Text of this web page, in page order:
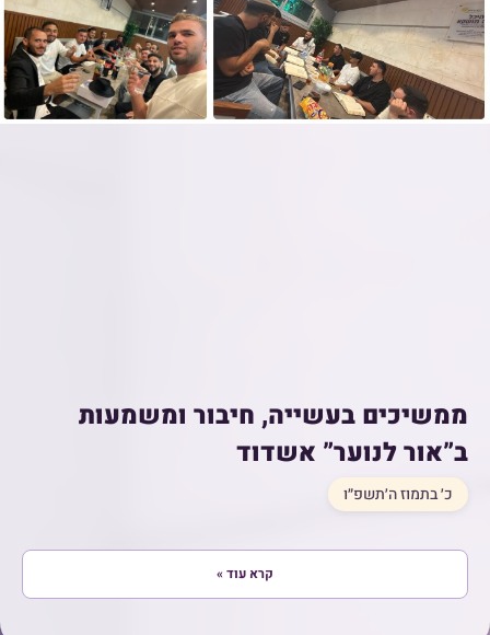
ממשיכים בעשייה, חיבור ומשמעות
ב”אור לנוער” אשדוד
כ׳ בתמוז ה׳תשפ״ו
קרא עוד »